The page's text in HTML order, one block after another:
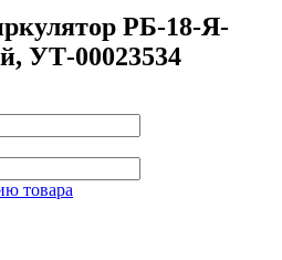
РБ-18-Я-
УТ-00023534
товара